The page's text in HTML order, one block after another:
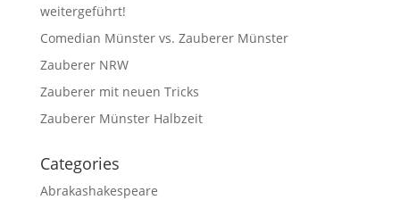
weitergeführt!
Comedian Münster vs. Zauberer Münster
Zauberer NRW
Zauberer mit neuen Tricks
Zauberer Münster Halbzeit
Categories
Abrakashakespeare